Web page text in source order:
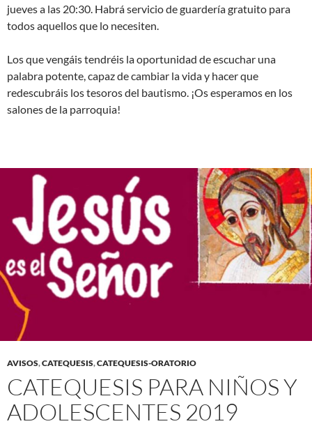
jueves a las 20:30. Habrá servicio de guardería gratuito para
todos aquellos que lo necesiten.
Los que vengáis tendréis la oportunidad de escuchar una
palabra potente, capaz de cambiar la vida y hacer que
redescubráis los tesoros del bautismo. ¡Os esperamos en los
salones de la parroquia!
AVISOS,CATEQUESIS,CATEQUESIS-ORATORIO
CATEQUESIS PARA NIÑOS Y
ADOLESCENTES 2019